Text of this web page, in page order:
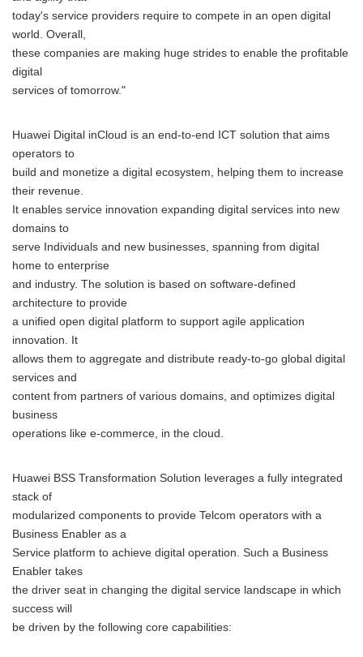
today's service providers require to compete in an open digital
world. Overall,
these companies are making huge strides to enable the profitable
digital
services of tomorrow."
Huawei Digital inCloud is an end-to-end ICT solution that aims
operators to
build and monetize a digital ecosystem, helping them to increase
their revenue.
It enables service innovation expanding digital services into new
domains to
serve Individuals and new businesses, spanning from digital
home to enterprise
and industry. The solution is based on software-defined
architecture to provide
a unified open digital platform to support agile application
innovation. It
allows them to aggregate and distribute ready-to-go global digital
services and
content from partners of various domains, and optimizes digital
business
operations like e-commerce, in the cloud.
Huawei BSS Transformation Solution leverages a fully integrated
stack of
modularized components to provide Telcom operators with a
Business Enabler as a
Service platform to achieve digital operation. Such a Business
Enabler takes
the driver seat in changing the digital service landscape in which
success will
be driven by the following core capabilities: